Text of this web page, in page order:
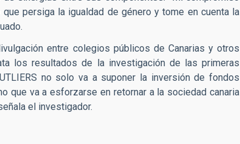
persiga la igualdad de género y tome en cuenta la
entre colegios públicos de Canarias y otros
los resultados de la investigación de las primeras
no solo va a suponer la inversión de fondos
que va a esforzarse en retornar a la sociedad canaria
el investigador.